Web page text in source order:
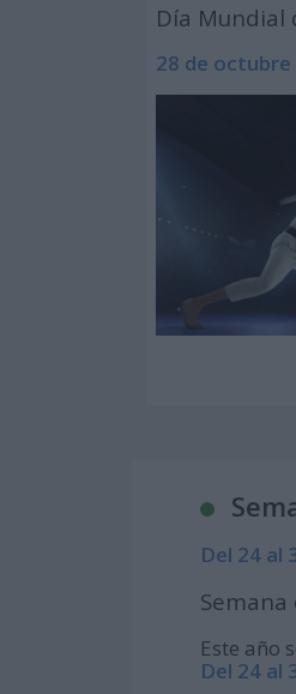
Día Mundial
28 de octubre
Del 24 al
Este año
Del 24 al